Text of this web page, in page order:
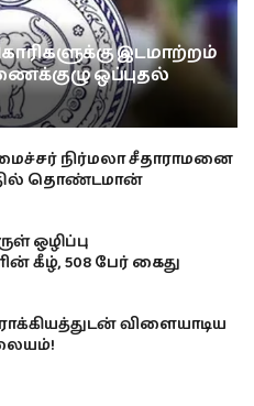
இடமாற்றம்
ஒப்புதல்
நிர்மலா சீதாராமனை
தொண்டமான்
ஒழிப்பு
கீழ், 508 பேர் கைது
விளையாடிய